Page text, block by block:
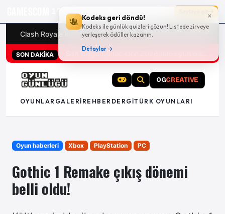
×
Kodeks geri döndü!
Kodeks ile günlük quizleri çözün! Listede zirveye
yerleşerek ödüller kazanın.
Detaylar →
17g 13:43:28
Clash Royale kodları Türk oyunları (PC ve konsollar) -
SON DAKİKA
OGCREATIVE
OYUNLAR GALERI REHBER DERGITÜRK OYUNLARI
Oyun haberleri Xbox PlayStation PC
Gothic 1 Remake çıkış dönemi
belli oldu!